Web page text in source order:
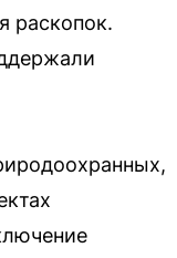
раскопок.